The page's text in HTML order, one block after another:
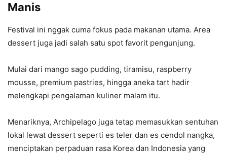
Manis
Festival ini nggak cuma fokus pada makanan utama. Area
dessert juga jadi salah satu spot favorit pengunjung.
Mulai dari mango sago pudding, tiramisu, raspberry
mousse, premium pastries, hingga aneka tart hadir
melengkapi pengalaman kuliner malam itu.
Menariknya, Archipelago juga tetap memasukkan sentuhan
lokal lewat dessert seperti es teler dan es cendol nangka,
menciptakan perpaduan rasa Korea dan Indonesia yang